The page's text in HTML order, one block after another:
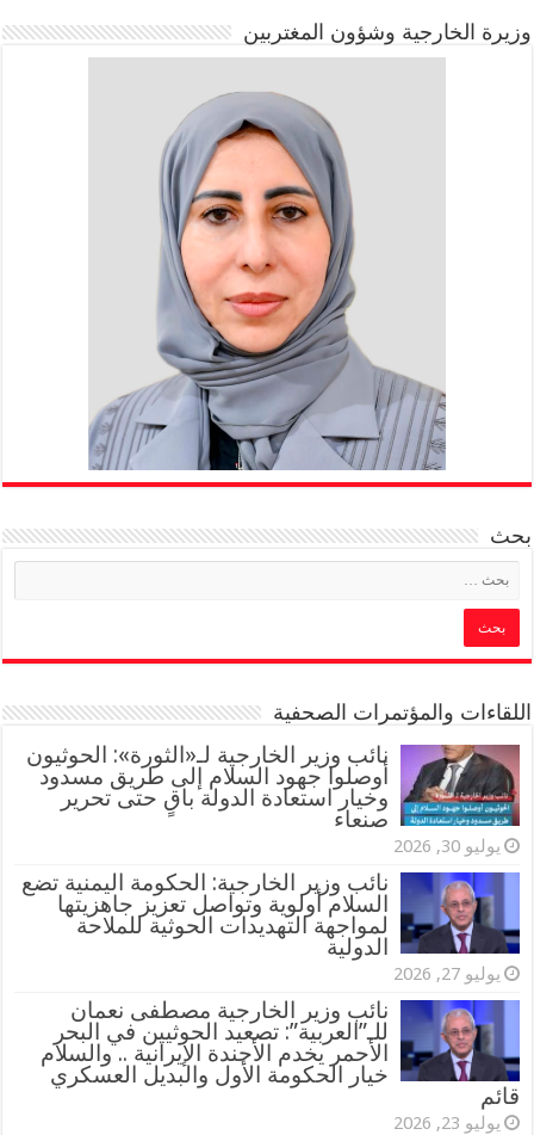
وزيرة الخارجية وشؤون المغتربين
بحث
اللقاءات والمؤتمرات الصحفية
‏نائب وزير الخارجية لـ«الثورة»: الحوثيون
أوصلوا جهود السلام إلى طريق مسدود
وخيار استعادة الدولة باقٍ حتى تحرير
صنعاء
يوليو 30, 2026
نائب وزير الخارجية: الحكومة اليمنية تضع
السلام أولوية وتواصل تعزيز جاهزيتها
لمواجهة التهديدات الحوثية للملاحة
الدولية
يوليو 27, 2026
نائب وزير الخارجية مصطفى نعمان
للـ”العربية”: تصعيد الحوثيين في البحر
الأحمر يخدم الأجندة الإيرانية .. والسلام
خيار الحكومة الأول والبديل العسكري
قائم
يوليو 23, 2026